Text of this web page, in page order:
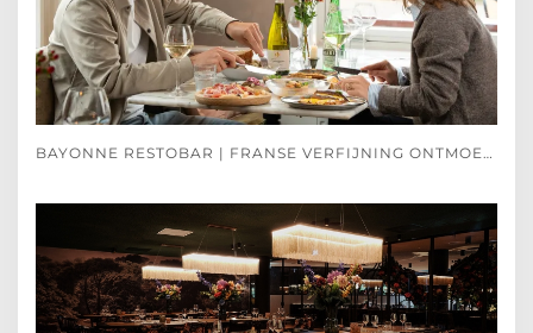
BAYONNE RESTOBAR | FRANSE VERFIJNING ONTMOET SPAANSE PASSIE